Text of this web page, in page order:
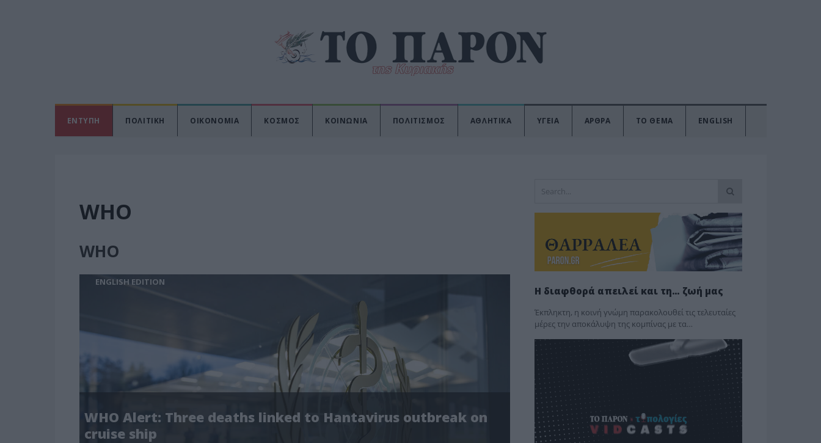
ΕΝΤΥΠΗ ΠΟΛΙΤΙΚΗ ΟΙΚΟΝΟΜΙΑ ΚΟΣΜΟΣ ΚΟΙΝΩΝΙΑ ΠΟΛΙΤΙΣΜΟΣ ΑΘΛΗΤΙΚΑ ΥΓΕΙΑ ΑΡΘΡΑ ΤΟ ΘΕΜΑ ENGLISH
WHO
WHO
ENGLISH EDITION
WHO Alert: Three deaths linked to Hantavirus outbreak on
cruise ship
Η διαφθορά απειλεί και τη… ζωή μας
Έκπληκτη, η κοινή γνώμη παρακολουθεί τις τελευταίες
μέρες την αποκάλυψη της κο­μπίνας με τα…